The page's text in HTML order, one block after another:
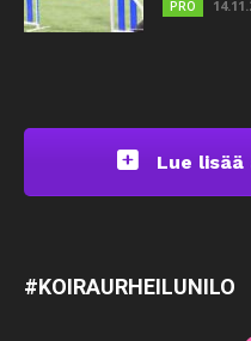
PRO
Lue
#KOIRAURHEILUNILO